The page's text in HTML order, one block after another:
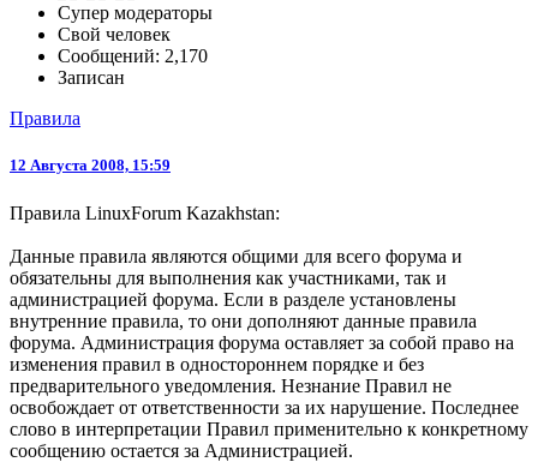
Супер модераторы
Свой человек
Сообщений: 2,170
Записан
Правила
12 Августа 2008, 15:59
Правила LinuxForum Kazakhstan:
Данные правила являются общими для всего форума и
обязательны для выполнения как участниками, так и
администрацией форума. Если в разделе установлены
внутренние правила, то они дополняют данные правила
форума. Администрация форума оставляет за собой право на
изменения правил в одностороннем порядке и без
предварительного уведомления. Незнание Правил не
освобождает от ответственности за их нарушение. Последнее
слово в интерпретации Правил применительно к конкретному
сообщению остается за Администрацией.